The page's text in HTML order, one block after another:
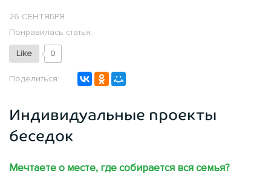
26 СЕНТЯБРЯ
Понравилась статья:
Like 0
Поделиться:
Индивидуальные проекты
беседок
Мечтаете о месте, где собирается вся семья?